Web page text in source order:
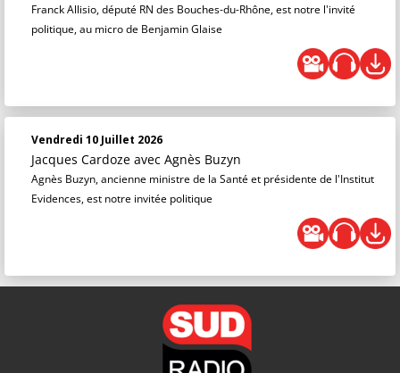
Franck Allisio, député RN des Bouches-du-Rhône, est notre l'invité
politique, au micro de Benjamin Glaise
Vendredi 10 Juillet 2026
Jacques Cardoze avec Agnès Buzyn
Agnès Buzyn, ancienne ministre de la Santé et présidente de l'Institut
Evidences, est notre invitée politique